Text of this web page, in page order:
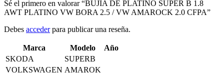
Sé el primero en valorar “BUJIA DE PLATINO SUPER B 1.8
AWT PLATINO VW BORA 2.5 / VW AMAROCK 2.0 CFPA”
Debes accederpara publicar una reseña.
Marca Modelo
Año
SKODA
SUPERB
VOLKSWAGEN AMAROK